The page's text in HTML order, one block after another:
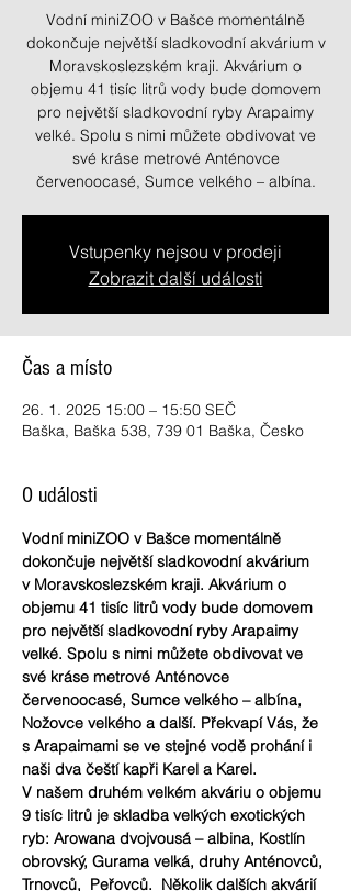
Vodní miniZOO v Bašce momentálně
dokončuje největší sladkovodní akvárium v
Moravskoslezském kraji. Akvárium o
objemu 41 tisíc litrů vody bude domovem
pro největší sladkovodní ryby Arapaimy
velké. Spolu s nimi můžete obdivovat ve
své kráse metrové Anténovce
červenoocasé, Sumce velkého – albína.
Vstupenky nejsou v prodeji
Zobrazit další události
Čas a místo
26. 1. 2025 15:00 – 15:50 SEČ
Baška, Baška 538, 739 01 Baška, Česko
O události
Vodní miniZOO v Bašce momentálně
dokončuje největší sladkovodní akvárium
v Moravskoslezském kraji. Akvárium o
objemu 41 tisíc litrů vody bude domovem
pro největší sladkovodní ryby Arapaimy
velké. Spolu s nimi můžete obdivovat ve
své kráse metrové Anténovce
červenoocasé, Sumce velkého – albína,
Nožovce velkého a další. Překvapí Vás, že
s Arapaimami se ve stejné vodě prohání i
naši dva čeští kapři Karel a Karel.
V našem druhém velkém akváriu o objemu
9 tisíc litrů je skladba velkých exotických
ryb: Arowana dvojvousá – albina, Kostlín
obrovský, Gurama velká, druhy Anténovců,
Trnovců,  Peřovců.  Několik dalších akvárií